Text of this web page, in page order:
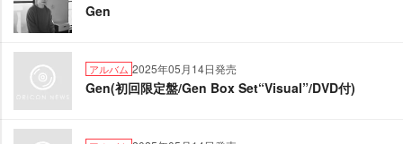
Gen
アルバム 2025年05月14日発売
Gen(初回限定盤/Gen Box Set“Visual”/DVD付)